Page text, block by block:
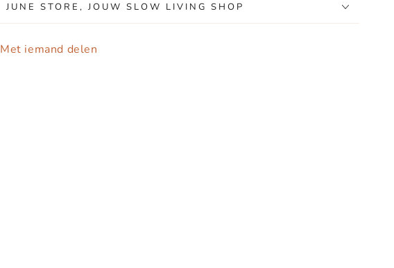
JUNE STORE, JOUW SLOW LIVING SHOP
Met iemand delen